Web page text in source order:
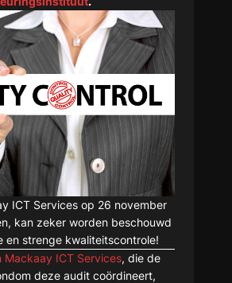
ICT Services op 26 november
kan zeker worden beschouwd
en strenge kwaliteitscontrole!
Mackaay ICT Services, die de
deze audit coördineert,